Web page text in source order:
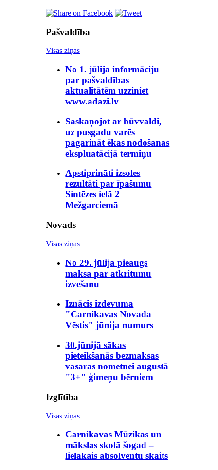
Pašvaldība
Visas ziņas
No 1. jūlija informāciju
par pašvaldības
aktualitātēm uzziniet
www.adazi.lv
Saskaņojot ar būvvaldi,
uz pusgadu varēs
pagarināt ēkas nodošanas
ekspluatācijā termiņu
Apstiprināti izsoles
rezultāti par īpašumu
Sintēzes ielā 2
Mežgarciemā
Novads
Visas ziņas
No 29. jūlija pieaugs
maksa par atkritumu
izvešanu
Iznācis izdevuma
"Carnikavas Novada
Vēstis" jūnija numurs
30.jūnijā sākas
pieteikšanās bezmaksas
vasaras nometnei augustā
"3+" ģimeņu bērniem
Izglītība
Visas ziņas
Carnikavas Mūzikas un
mākslas skolā šogad –
lielākais absolventu skaits